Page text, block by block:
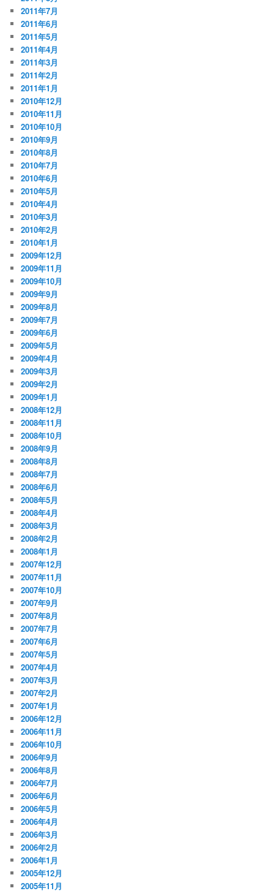
2011年7月
2011年6月
2011年5月
2011年4月
2011年3月
2011年2月
2011年1月
2010年12月
2010年11月
2010年10月
2010年9月
2010年8月
2010年7月
2010年6月
2010年5月
2010年4月
2010年3月
2010年2月
2010年1月
2009年12月
2009年11月
2009年10月
2009年9月
2009年8月
2009年7月
2009年6月
2009年5月
2009年4月
2009年3月
2009年2月
2009年1月
2008年12月
2008年11月
2008年10月
2008年9月
2008年8月
2008年7月
2008年6月
2008年5月
2008年4月
2008年3月
2008年2月
2008年1月
2007年12月
2007年11月
2007年10月
2007年9月
2007年8月
2007年7月
2007年6月
2007年5月
2007年4月
2007年3月
2007年2月
2007年1月
2006年12月
2006年11月
2006年10月
2006年9月
2006年8月
2006年7月
2006年6月
2006年5月
2006年4月
2006年3月
2006年2月
2006年1月
2005年12月
2005年11月